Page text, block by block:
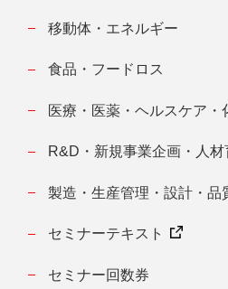
移動体・エネルギー
食品・フードロス
医療・医薬・ヘルスケア・
R&D・新規事業企画・人
製造・生産管理・設計・品
セミナーテキスト
セミナー回数券